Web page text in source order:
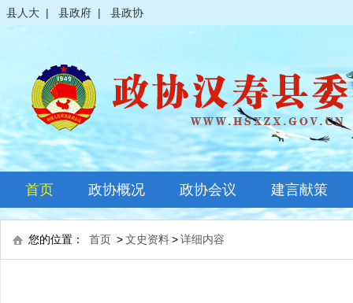
县人大 | 县政府 | 县政协
首页 政协概况
领导之窗
政协会议
常委会议
建言献策
您的位置： 首页 >文史资料>详细内容